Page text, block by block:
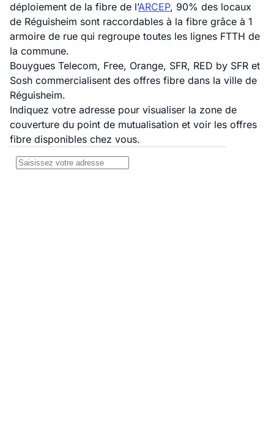
déploiement de la fibre de l’ARCEP, 90% des locaux
de Réguisheim sont raccordables à la fibre grâce à 1
armoire de rue qui regroupe toutes les lignes FTTH de
la commune.
Bouygues Telecom, Free, Orange, SFR, RED by SFR et
Sosh commercialisent des offres fibre dans la ville de
Réguisheim.
Indiquez votre adresse pour visualiser la zone de
couverture du point de mutualisation et voir les offres
fibre disponibles chez vous.